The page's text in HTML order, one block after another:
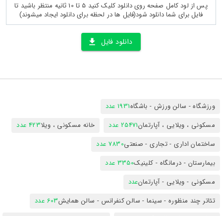
پس از لود کامل صفحه روی دانلود کلیک کنید 5 تا 10 ثانیه منتظر باشید تا
فایل برای شما دانلود شود(فایل ها در لحظه برای دانلود ایجاد میشوند)
دانلود فایل
ورزشگاه - سالن ورزش - باشگاه1931 عدد
مسکونی ، ویلایی ، آپارتمان25471 عدد خانه مسکونی ، ویلا423 عدد
ساختمان اداری - تجاری - صنعتی7830 عدد
بیمارستان - درمانگاه - کلینیک3350 عدد
مسکونی - ویلایی - آپارتمانعدد
تئاتر چند منظوره - سینما - سالن کنفرانس - سالن همایش603 عدد